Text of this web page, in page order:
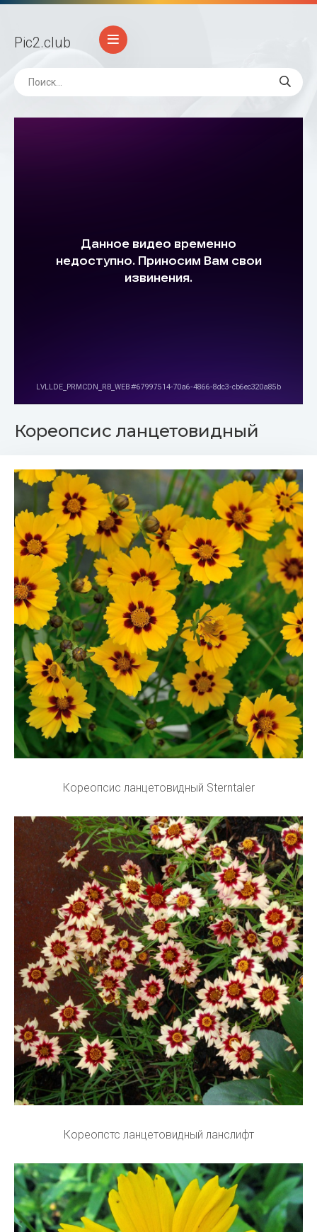
Pic2.club
Кореопсис ланцетовидный
Кореопсис ланцетовидный Sterntaler
Кореопстс ланцетовидный ланслифт